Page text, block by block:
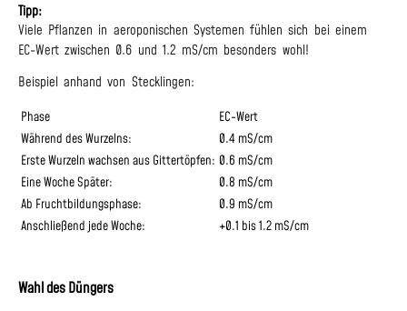
Tipp:
Viele Pflanzen in aeroponischen Systemen fühlen sich bei einem
EC-Wert zwischen 0.6 und 1.2 mS/cm besonders wohl!
Beispiel anhand von Stecklingen:
Phase
EC-Wert
Während des Wurzelns:
0.4 mS/cm
Erste Wurzeln wachsen aus Gittertöpfen: 0.6 mS/cm
Eine Woche Später:
0.8 mS/cm
Ab Fruchtbildungsphase:
0.9 mS/cm
Anschließend jede Woche:
+0.1 bis 1.2 mS/cm
Wahl des Düngers